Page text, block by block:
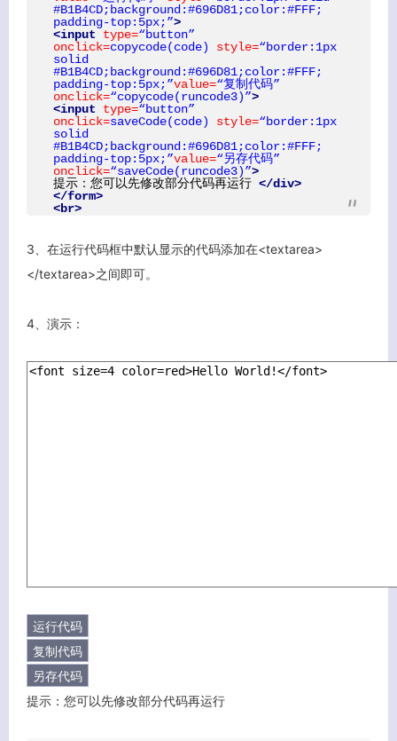
#B1B4CD;background:#696D81;color:#FFF;
padding-top:5px;”>
<input
type=“button”
onclick=copycode(code) style=“border:1px
solid
#B1B4CD;background:#696D81;color:#FFF;
padding-top:5px;”value=“复制代码”
onclick=“copycode(runcode3)”>
<input
type=“button”
onclick=saveCode(code) style=“border:1px
solid
#B1B4CD;background:#696D81;color:#FFF;
padding-top:5px;”value=“另存代码”
onclick=“saveCode(runcode3)”>
提示：您可以先修改部分代码再运行 </div>
</form>
<br>
3、在运行代码框中默认显示的代码添加在<textarea>
</textarea>之间即可。
4、演示：
提示：您可以先修改部分代码再运行